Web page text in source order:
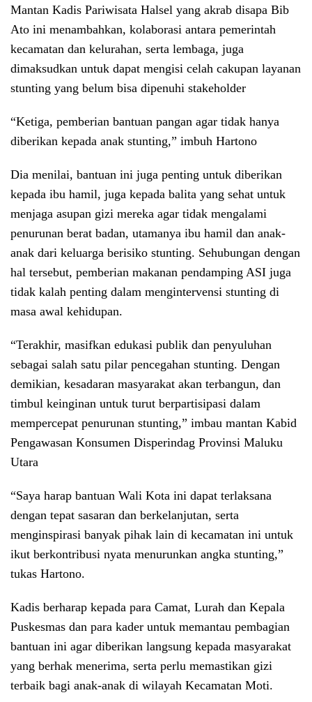
Mantan Kadis Pariwisata Halsel yang akrab disapa Bib
Ato ini menambahkan, kolaborasi antara pemerintah
kecamatan dan kelurahan, serta lembaga, juga
dimaksudkan untuk dapat mengisi celah cakupan layanan
stunting yang belum bisa dipenuhi stakeholder
“Ketiga, pemberian bantuan pangan agar tidak hanya
diberikan kepada anak stunting,” imbuh Hartono
Dia menilai, bantuan ini juga penting untuk diberikan
kepada ibu hamil, juga kepada balita yang sehat untuk
menjaga asupan gizi mereka agar tidak mengalami
penurunan berat badan, utamanya ibu hamil dan anak-
anak dari keluarga berisiko stunting. Sehubungan dengan
hal tersebut, pemberian makanan pendamping ASI juga
tidak kalah penting dalam mengintervensi stunting di
masa awal kehidupan.
“Terakhir, masifkan edukasi publik dan penyuluhan
sebagai salah satu pilar pencegahan stunting. Dengan
demikian, kesadaran masyarakat akan terbangun, dan
timbul keinginan untuk turut berpartisipasi dalam
mempercepat penurunan stunting,” imbau mantan Kabid
Pengawasan Konsumen Disperindag Provinsi Maluku
Utara
“Saya harap bantuan Wali Kota ini dapat terlaksana
dengan tepat sasaran dan berkelanjutan, serta
menginspirasi banyak pihak lain di kecamatan ini untuk
ikut berkontribusi nyata menurunkan angka stunting,”
tukas Hartono.
Kadis berharap kepada para Camat, Lurah dan Kepala
Puskesmas dan para kader untuk memantau pembagian
bantuan ini agar diberikan langsung kepada masyarakat
yang berhak menerima, serta perlu memastikan gizi
terbaik bagi anak-anak di wilayah Kecamatan Moti.